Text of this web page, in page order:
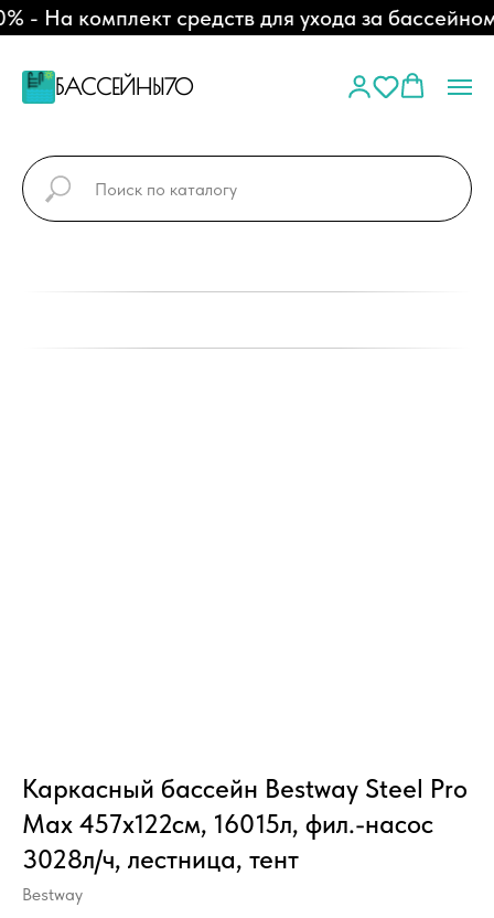
На комплект средств для ухода за бассейном
БАССЕЙНЫ70
Каркасный бассейн Bestway Steel Pro
Max 457х122см, 16015л, фил.-насос
3028л/ч, лестница, тент
Bestway